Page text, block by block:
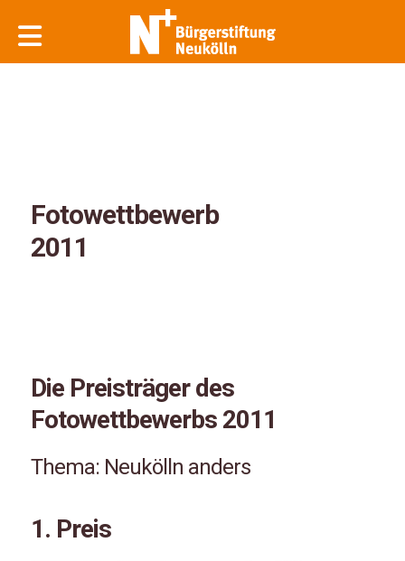
Fotowettbewerb
2011
Die Preisträger des
Fotowettbewerbs 2011
Thema: Neukölln anders
1. Preis